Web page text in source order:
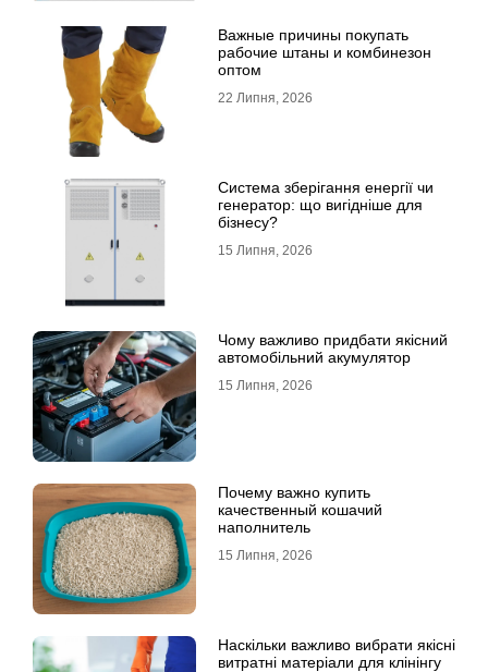
Важные причины покупать
рабочие штаны и комбинезон
оптом
22 Липня, 2026
Система зберігання енергії чи
генератор: що вигідніше для
бізнесу?
15 Липня, 2026
Чому важливо придбати якісний
автомобільний акумулятор
15 Липня, 2026
Почему важно купить
качественный кошачий
наполнитель
15 Липня, 2026
Наскільки важливо вибрати якісні
витратні матеріали для клінінгу